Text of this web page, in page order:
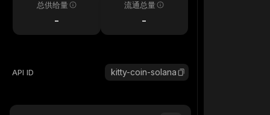
总供给量
-
流通总量
-
API ID kitty-coin-solana